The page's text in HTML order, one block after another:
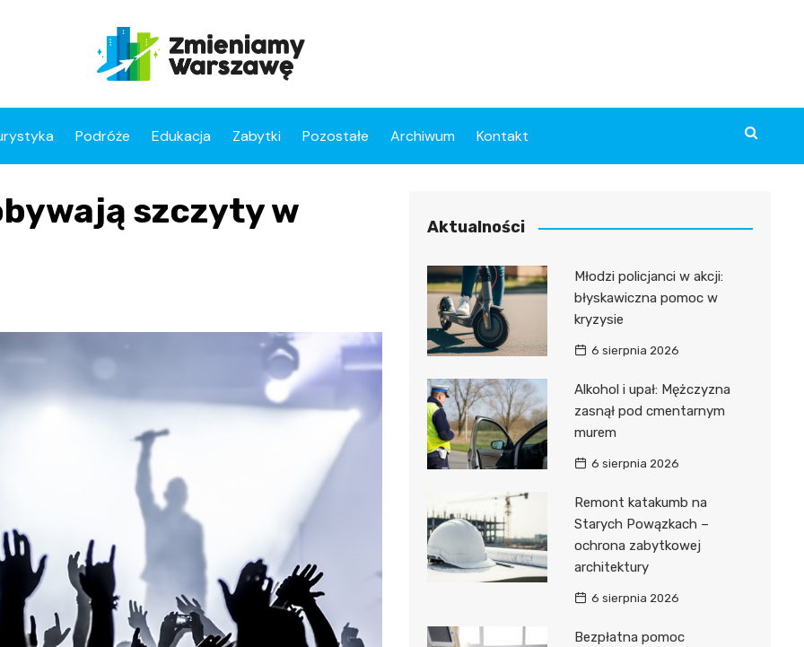
Podróże Edukacja Zabytki Pozostałe Archiwum Kontakt
szczyty w
Aktualności
Młodzi policjanci w akcji:
błyskawiczna pomoc w
kryzysie
6 sierpnia 2026
Alkohol i upał: Mężczyzna
zasnął pod cmentarnym
murem
6 sierpnia 2026
Remont katakumb na
Starych Powązkach –
ochrona zabytkowej
architektury
6 sierpnia 2026
Bezpłatna pomoc